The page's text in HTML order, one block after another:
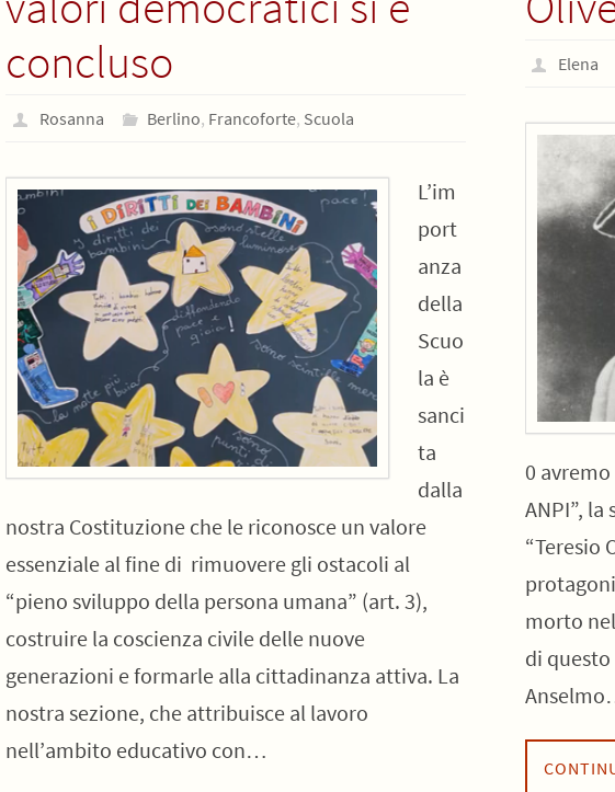
concluso
Rosanna Berlino, Francoforte, Scuola
L’im
port
anza
della
Scuo
la è
sanci
ta
dalla
nostra Costituzione che le riconosce un valore
essenziale al fine di rimuovere gli ostacoli al
“pieno sviluppo della persona umana” (art. 3),
costruire la coscienza civile delle nuove
generazioni e formarle alla cittadinanza attiva. La
nostra sezione, che attribuisce al lavoro
nell’ambito educativo con…
Elena
0
ANPI”,
“Teresio
morto
di